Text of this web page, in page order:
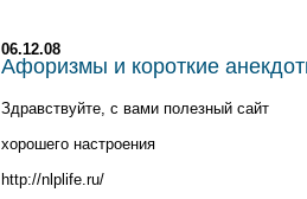
06.12.08
Афоризмы и короткие
Здравствуйте, с вами полезный сайт
хорошего настроения
http://nlplife.ru/